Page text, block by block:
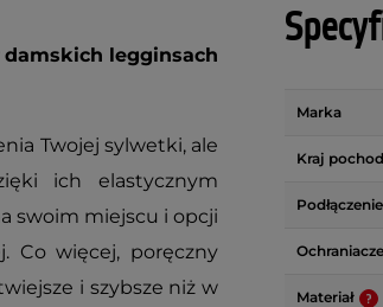
damskich legginsach
Twojej sylwetki, ale
ich elastycznym
swoim miejscu i opcji
Co więcej, poręczny
i szybsze niż w
Marka
Kraj
Ochraniacze
Materiał